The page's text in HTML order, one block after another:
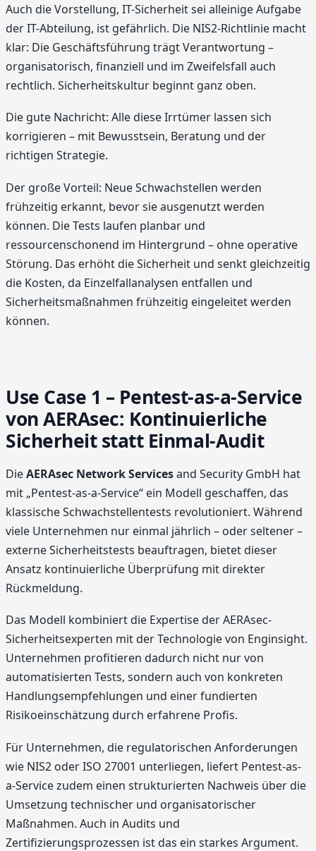
Auch die Vorstellung, IT-Sicherheit sei alleinige Aufgabe
der IT-Abteilung, ist gefährlich. Die NIS2-Richtlinie macht
klar: Die Geschäftsführung trägt Verantwortung –
organisatorisch, finanziell und im Zweifelsfall auch
rechtlich. Sicherheitskultur beginnt ganz oben.
Die gute Nachricht: Alle diese Irrtümer lassen sich
korrigieren – mit Bewusstsein, Beratung und der
richtigen Strategie.
Der große Vorteil: Neue Schwachstellen werden
frühzeitig erkannt, bevor sie ausgenutzt werden
können. Die Tests laufen planbar und
ressourcenschonend im Hintergrund – ohne operative
Störung. Das erhöht die Sicherheit und senkt gleichzeitig
die Kosten, da Einzelfallanalysen entfallen und
Sicherheitsmaßnahmen frühzeitig eingeleitet werden
können.
Use Case 1 – Pentest-as-a-Service
von AERAsec: Kontinuierliche
Sicherheit statt Einmal-Audit
DieAERAsec Network Servicesand Security GmbH hat
mit „Pentest-as-a-Service“ ein Modell geschaffen, das
klassische Schwachstellentests revolutioniert. Während
viele Unternehmen nur einmal jährlich – oder seltener –
externe Sicherheitstests beauftragen, bietet dieser
Ansatz kontinuierliche Überprüfung mit direkter
Rückmeldung.
Das Modell kombiniert die Expertise der AERAsec-
Sicherheitsexperten mit der Technologie von Enginsight.
Unternehmen profitieren dadurch nicht nur von
automatisierten Tests, sondern auch von konkreten
Handlungsempfehlungen und einer fundierten
Risikoeinschätzung durch erfahrene Profis.
Für Unternehmen, die regulatorischen Anforderungen
wie NIS2 oder ISO 27001 unterliegen, liefert Pentest-as-
a-Service zudem einen strukturierten Nachweis über die
Umsetzung technischer und organisatorischer
Maßnahmen. Auch in Audits und
Zertifizierungsprozessen ist das ein starkes Argument.